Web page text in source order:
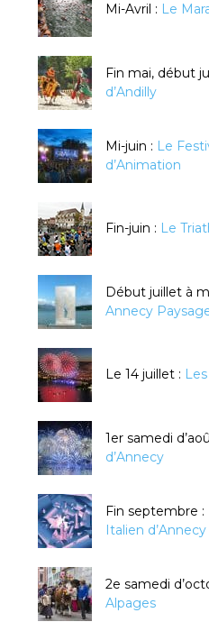
Mi-Avril : Le
Fin mai, début
d’Andilly
Mi-juin : Le
d’Animation
Fin-juin : Le
Début juillet à
Annecy
Le 14 juillet :
1er samedi
d’Annecy
Fin septembre :
Italien d’Annecy
2e samedi
Alpages